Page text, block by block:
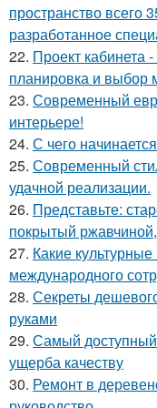
пространство всего
разработанное
22. Проект кабинета
планировка и выбор
23. Современный
интерьере!
24. С чего
25. Современный
удачной реализации.
26. Представьте:
покрытый
27. Какие
международного
28. Секреты
руками
29. Самый доступный
ущерба качеству
30. Ремонт в